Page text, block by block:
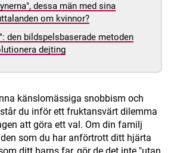
dessa män med sina
om kvinnor?
den bildspelsbaserade metoden
dejting
känslomässiga snobbism och
du inför ett fruktansvärt dilemma
att göra ett val. Om din familj
som du har anförtrott ditt hjärta